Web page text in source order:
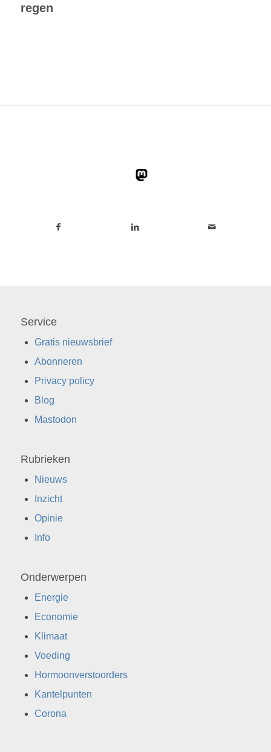
regen
Service
Gratis nieuwsbrief
Abonneren
Privacy policy
Blog
Mastodon
Rubrieken
Nieuws
Inzicht
Opinie
Info
Onderwerpen
Energie
Economie
Klimaat
Voeding
Hormoonverstoorders
Kantelpunten
Corona